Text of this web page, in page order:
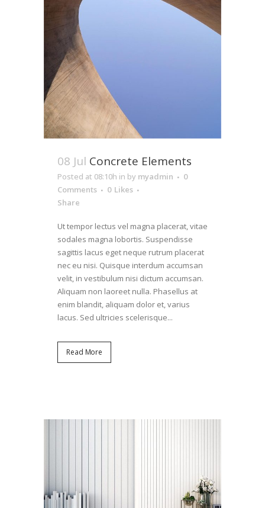
08 Jul Concrete Elements
Posted at 08:10h in by myadmin
0
Comments
0 Likes
Share
Ut tempor lectus vel magna placerat, vitae
sodales magna lobortis. Suspendisse
sagittis lacus eget neque rutrum placerat
nec eu nisi. Quisque interdum accumsan
velit, in vestibulum nisi dictum accumsan.
Aliquam non laoreet nulla. Phasellus at
enim blandit, aliquam dolor et, varius
lacus. Sed ultricies scelerisque...
Read More